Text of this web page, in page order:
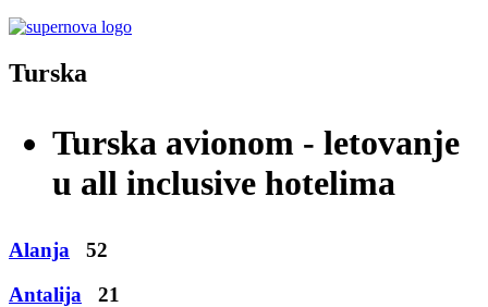
Turska
Turska avionom - letovanje
u all inclusive hotelima
Alanja
52
Antalija
21